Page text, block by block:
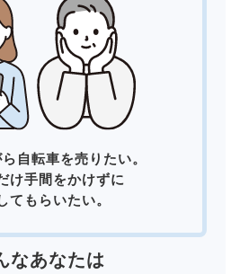
自転車を売りたい。
け手間をかけずに
てもらいたい。
なあなたは